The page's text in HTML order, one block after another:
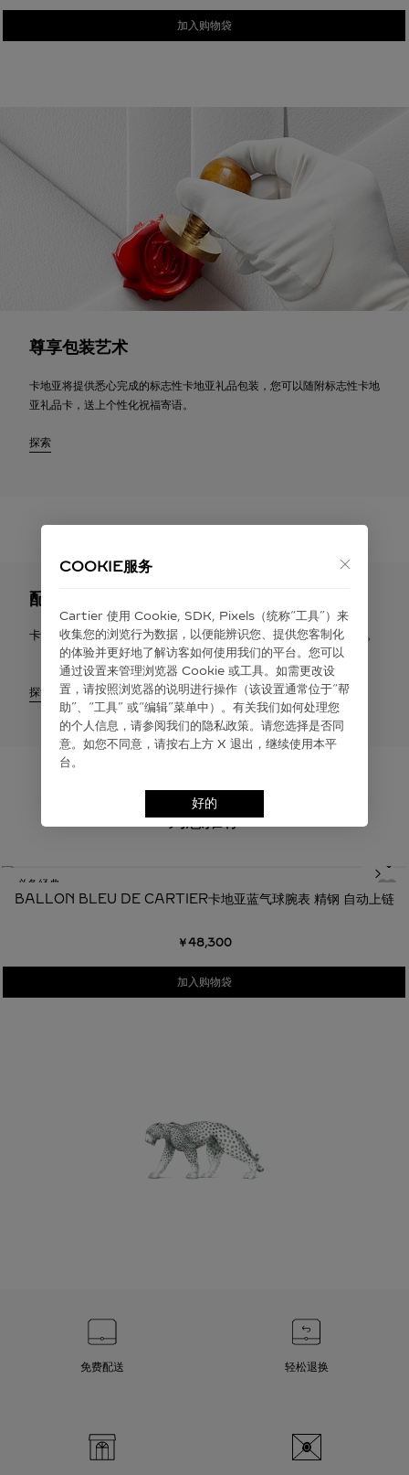
加入购物袋
尊享包装艺术
卡地亚将提供悉心完成的标志性卡地亚礼品包装，您可以随附标志性卡地
亚礼品卡，送上个性化祝福寄语。
探索
配送与退货
卡地亚提供免费配送服务。您有权在签收之日起30天内申请退货。
探索
为您推荐
BALLON BLEU DE CARTIER卡地亚蓝气球腕表 精钢 自动上链
￥48,300
加入购物袋
必备经典
免费配送 轻松退换
COOKIE服务
Cartier 使⽤ Cookie, SDK, Pixels（统称“⼯具”）来
收集您的浏览⾏为数据，以便能辨识您、提供您客制化
的体验并更好地了解访客如何使⽤我们的平台。您可以
通过设置来管理浏览器 Cookie 或⼯具。如需更改设
置，请按照浏览器的说明进⾏操作（该设置通常位于“帮
助”、“⼯具” 或“编辑”菜单中）。有关我们如何处理您
的个⼈信息，请参阅我们的隐私政策。请您选择是否同
意。如您不同意，请按右上⽅ X 退出，继续使⽤本平
台。
好的